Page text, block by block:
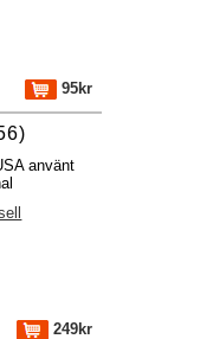
95kr
använt
249kr